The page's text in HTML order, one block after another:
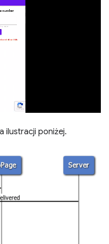
ilustracji poniżej.